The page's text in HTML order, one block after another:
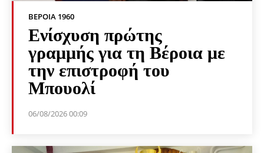
ΒΕΡΟΙΑ 1960
Ενίσχυση πρώτης
γραμμής για τη Βέροια με
την επιστροφή του
Μπουολί
06/08/2026 00:09